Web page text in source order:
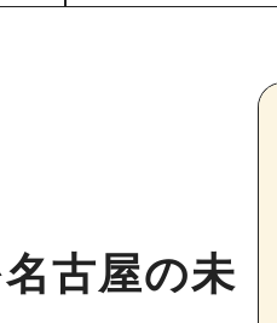
古屋の未